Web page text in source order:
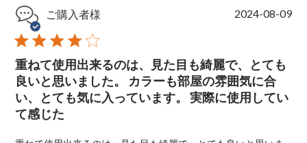
ご購入者様
重ねて使用出来るのは、見た目も綺麗で、とても
良いと思いました。 カラーも部屋の雰囲気に合
い、とても気に入っています。 実際に使用してい
て感じた
P
2024-08-09